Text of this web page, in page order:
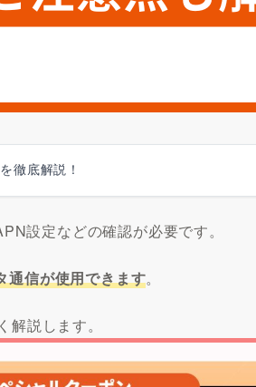
徹底解説！
設定などの確認が必要です。
通信が使用できます。
説します。